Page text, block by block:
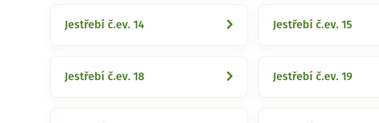
Jestřebí č.ev. 14 Jestřebí č.ev. 15
Jestřebí č.ev. 18 Jestřebí č.ev. 19